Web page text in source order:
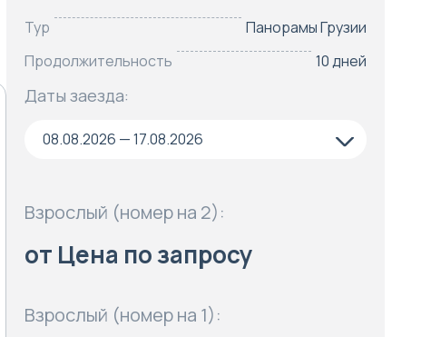
Тур
Панорамы Грузии
Продолжительность
10 дней
Даты заезда:
08.08.2026 — 17.08.2026
Взрослый (номер на 2):
от Цена по запросу
Взрослый (номер на 1):